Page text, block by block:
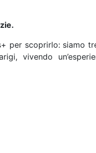
per scoprirlo: siamo
vivendo